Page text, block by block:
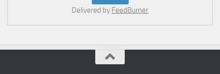
Delivered by FeedBurner